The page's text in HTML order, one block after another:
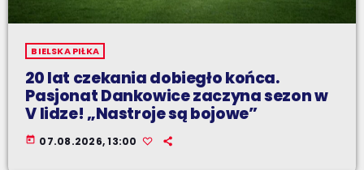
BIELSKA PIŁKA
20 lat czekania dobiegło końca.
Pasjonat Dankowice zaczyna sezon w
V lidze! „Nastroje są bojowe”
today 07.08.2026, 13:00